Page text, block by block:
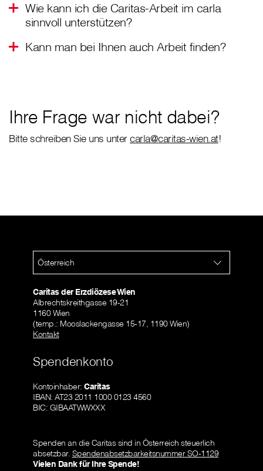
Wie kann ich die Caritas-Arbeit im carla
sinnvoll unterstützen?
Kann man bei Ihnen auch Arbeit finden?
Ihre Frage war nicht dabei?
Bitte schreiben Sie uns untercarla@caritas-wien.at!
Österreich
Caritas der Erzdiözese Wien
Albrechtskreithgasse 19-21
1160 Wien
(temp.: Mooslackengasse 15-17, 1190 Wien)
Kontakt
Spendenkonto
Kontoinhaber: Caritas
IBAN: AT23 2011 1000 0123 4560
BIC: GIBAATWWXXX
Spenden an die Caritas sind in Österreich steuerlich
absetzbar. Spendenabsetzbarkeitsnummer SO-1129
Vielen Dank für Ihre Spende!